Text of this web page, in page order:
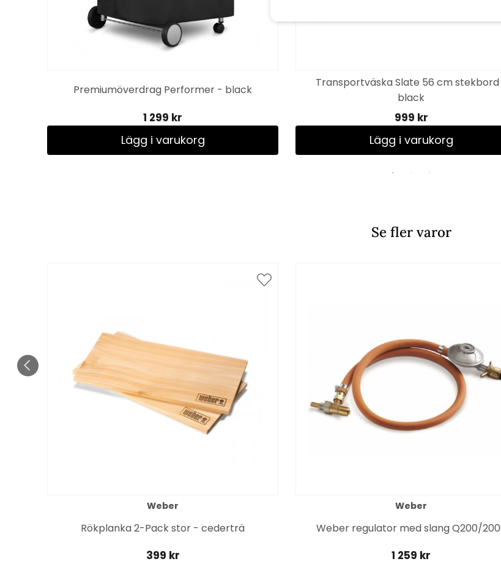
Premiumöverdrag Performer - black
1 299 kr
Lägg i varukorg
Transportväska Slate 56 cm
black
999 kr
Lägg i varukorg
Se fler varor
Weber
Rökplanka 2-Pack stor - cederträ
399 kr
Weber
Weber regulator med slang Q200/
1 259 kr